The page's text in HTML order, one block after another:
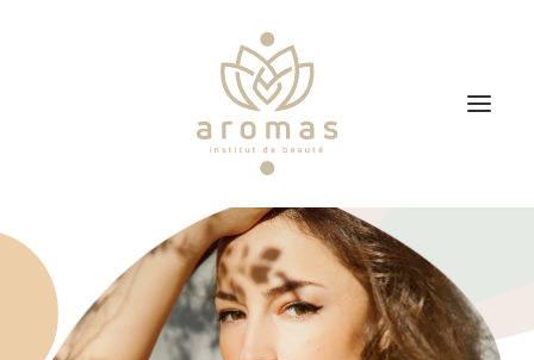
Soins
Je veux faire un bon cadeau
Plan d’accès